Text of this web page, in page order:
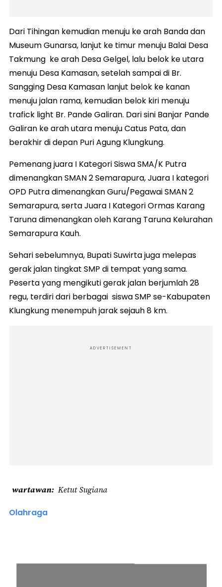
Dari Tihingan kemudian menuju ke arah Banda dan
Museum Gunarsa, lanjut ke timur menuju Balai Desa
Takmung ke arah Desa Gelgel, lalu belok ke utara
menuju Desa Kamasan, setelah sampai di Br.
Sangging Desa Kamasan lanjut belok ke kanan
menuju jalan rama, kemudian belok kiri menuju
trafick light Br. Pande Galiran. Dari sini Banjar Pande
Galiran ke arah utara menuju Catus Pata, dan
berakhir di depan Puri Agung Klungkung.
Pemenang juara I Kategori Siswa SMA/K Putra
dimenangkan SMAN 2 Semarapura, Juara I kategori
OPD Putra dimenangkan Guru/Pegawai SMAN 2
Semarapura, serta Juara I Kategori Ormas Karang
Taruna dimenangkan oleh Karang Taruna Kelurahan
Semarapura Kauh.
Sehari sebelumnya, Bupati Suwirta juga melepas
gerak jalan tingkat SMP di tempat yang sama.
Peserta yang mengikuti gerak jalan berjumlah 28
regu, terdiri dari berbagai siswa SMP se-Kabupaten
Klungkung menempuh jarak sejauh 8 km.
ADVERTISEMENT
wartawan Ketut Sugiana
Olahraga